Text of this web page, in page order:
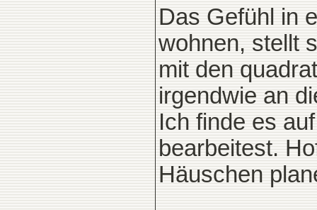
Das Gefühl in
wohnen, stellt
mit den
irgendwie an
Ich finde es
bearbeitest.
Häuschen